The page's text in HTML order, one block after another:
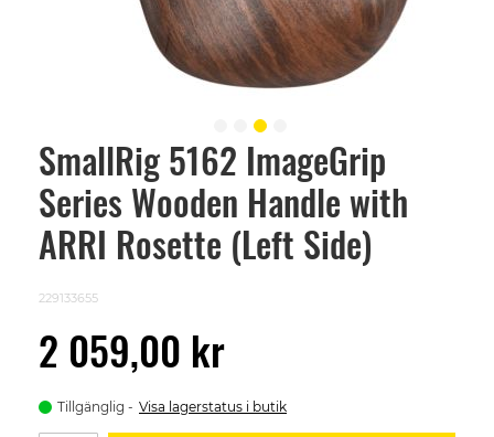
SmallRig 5162 ImageGrip
Series Wooden Handle with
ARRI Rosette (Left Side)
229133655
2 059,00 kr
Tillgänglig Visa lagerstatus i butik
Skip
beginning
images